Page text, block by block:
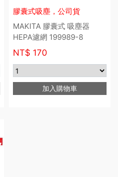
膠囊式吸塵，公司貨
MAKITA 膠囊式 吸塵器
HEPA濾網 199989-8
NT$ 170
加入購物車